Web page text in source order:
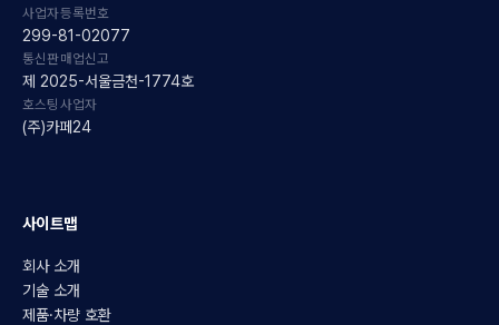
사업자등록번호
299-81-02077
통신판매업신고
제 2025-서울금천-1774호
호스팅사업자
(주)카페24
사이트맵
회사 소개
기술 소개
제품·차량 호환